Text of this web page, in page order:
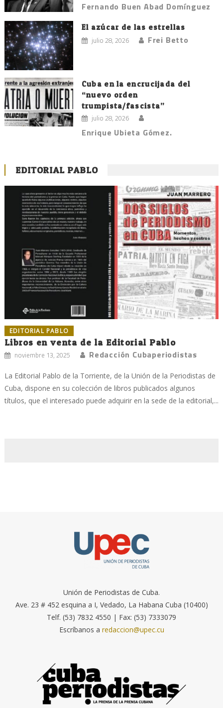
Fernando Buen Abad Domínguez
El azúcar de las estrellas
julio 28, 2026 Frei Betto
Cuba en la encrucijada del
“nuevo orden
trumpista/fascista”
julio 28, 2026
Enrique Ubieta Gómez.
EDITORIAL PABLO
EDITORIAL PABLO
Libros en venta de la Editorial Pablo
noviembre 13, 2025 Redacción Cubaperiodistas
La Editorial Pablo de la Torriente, de la Unión de la Periodistas de
Cuba, dispone en su colección de libros publicados algunos
títulos, que el interesado puede adquirir en la sede de la editorial,...
Unión de Periodistas de Cuba.
Ave. 23 # 452 esquina a I, Vedado, La Habana Cuba (10400)
Telf. (53) 7832 4550 | Fax: (53) 7333079
Escríbanos a redaccion@upec.cu